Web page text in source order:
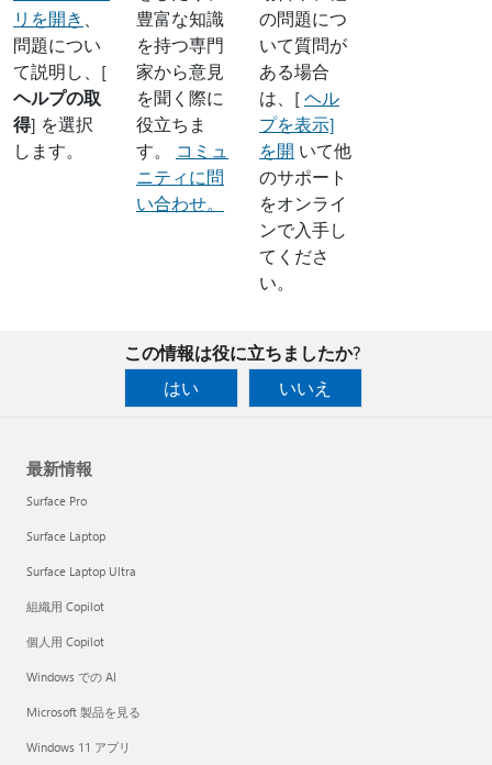
リを開き
問題につい
て説明し、[
ヘルプの取
得] を選択
します。
豊富な知識
を持つ専門
家から意見
を聞く際に
役立ちま
す。 コミュ
ニティに問
い合わせ。
の問題につ
いて質問が
ある場合
は、[ヘル
プを表示]
を開 いて他
のサポート
をオンライ
ンで入手し
てくださ
い。
この情報は役に立ちましたか?
はい
いいえ
最新情報
Surface Pro
Surface Laptop
Surface Laptop Ultra
組織用 Copilot
個人用 Copilot
Windows での AI
Microsoft 製品を見る
Windows 11 アプリ